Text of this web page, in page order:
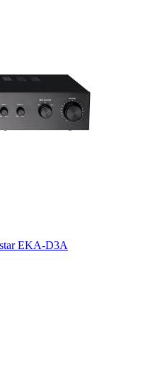
EKA-D3A